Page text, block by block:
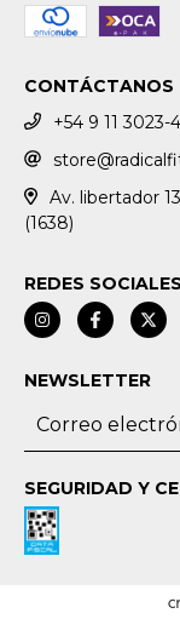
CONTÁCTANOS
+54 9 11 3023-
Av. libertador
(1638)
REDES SOCIALES
NEWSLETTER
SEGURIDAD Y